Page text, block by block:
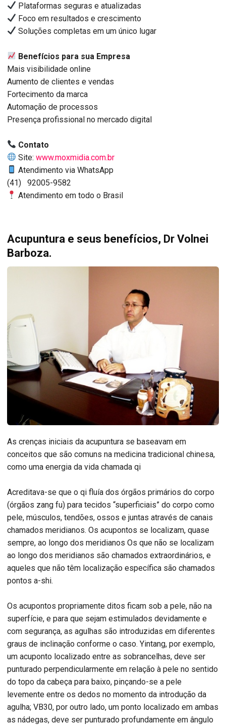
Plataformas seguras e atualizadas
Foco em resultados e crescimento
Soluções completas em um único lugar
Benefícios para sua Empresa
Mais visibilidade online
Aumento de clientes e vendas
Fortecimento da marca
Automação de processos
Presença profissional no mercado digital
Contato
Site:www.moxmidia.com.br
Atendimento via WhatsApp
(41) 92005-9582
Atendimento em todo o Brasil
Acupuntura e seus benefícios, Dr Volnei
Barboza.
As crenças iniciais da acupuntura se baseavam em
conceitos que são comuns na medicina tradicional chinesa,
como uma energia da vida chamada qi
Acreditava-se que o qi fluía dos órgãos primários do corpo
(órgãos zang fu) para tecidos “superficiais” do corpo como
pele, músculos, tendões, ossos e juntas através de canais
chamados meridianos. Os acupontos se localizam, quase
sempre, ao longo dos meridianos Os que não se localizam
ao longo dos meridianos são chamados extraordinários, e
aqueles que não têm localização específica são chamados
pontos a-shi.
Os acupontos propriamente ditos ficam sob a pele, não na
superfície, e para que sejam estimulados devidamente e
com segurança, as agulhas são introduzidas em diferentes
graus de inclinação conforme o caso. Yintang, por exemplo,
um acuponto localizado entre as sobrancelhas, deve ser
punturado perpendicularmente em relação à pele no sentido
do topo da cabeça para baixo, pinçando-se a pele
levemente entre os dedos no momento da introdução da
agulha; VB30, por outro lado, um ponto localizado em ambas
as nádegas, deve ser punturado profundamente em ângulo